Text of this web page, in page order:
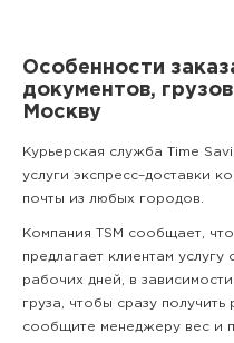
Особенности
документов,
Москву
Курьерская служба Time
услуги экспресс–доставки
почты из любых городов.
Компания TSM сообщает,
предлагает клиентам услугу
рабочих дней, в
груза, чтобы сразу получить
сообщите менеджеру вес и